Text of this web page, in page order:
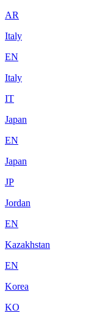
AR
Italy
EN
Italy
IT
Japan
EN
Japan
JP
Jordan
EN
Kazakhstan
EN
Korea
KO